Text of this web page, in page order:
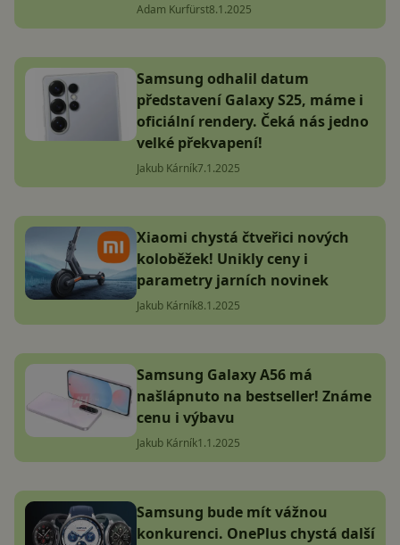
Adam Kurfürst8.1.2025
Samsung odhalil datum
představení Galaxy S25, máme i
oficiální rendery. Čeká nás jedno
velké překvapení!
Jakub Kárník7.1.2025
Xiaomi chystá čtveřici nových
koloběžek! Unikly ceny i
parametry jarních novinek
Jakub Kárník8.1.2025
Samsung Galaxy A56 má
našlápnuto na bestseller! Známe
cenu i výbavu
Jakub Kárník1.1.2025
Samsung bude mít vážnou
konkurenci. OnePlus chystá další